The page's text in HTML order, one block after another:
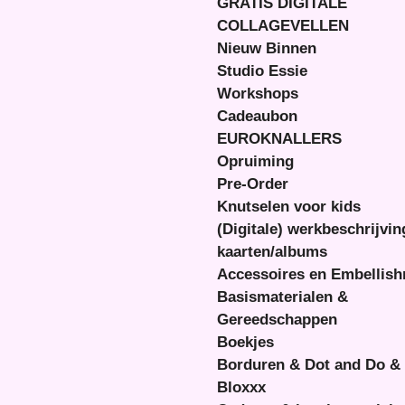
COLLAGEVELLEN
Nieuw Binnen
Studio Essie
Workshops
Cadeaubon
EUROKNALLERS
Opruiming
Pre-Order
Knutselen voor kids
(Digitale)
kaarten/albums
Accessoires en
Basismaterialen &
Gereedschappen
Boekjes
Borduren & Dot and Do &
Bloxxx